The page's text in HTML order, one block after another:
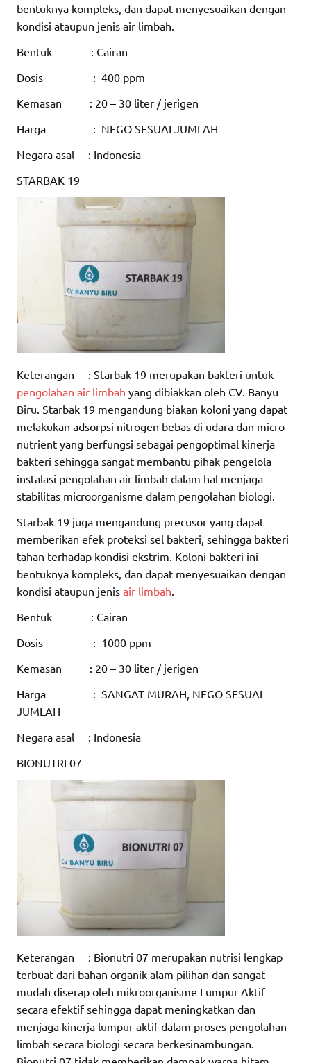
bentuknya kompleks, dan dapat menyesuaikan dengan
kondisi ataupun jenis air limbah.
Bentuk : Cairan
Dosis : 400 ppm
Kemasan : 20 – 30 liter / jerigen
Harga : NEGO SESUAI JUMLAH
Negara asal : Indonesia
STARBAK 19
Keterangan : Starbak 19 merupakan bakteri untuk
pengolahan air limbah yang dibiakkan oleh CV. Banyu
Biru. Starbak 19 mengandung biakan koloni yang dapat
melakukan adsorpsi nitrogen bebas di udara dan micro
nutrient yang berfungsi sebagai pengoptimal kinerja
bakteri sehingga sangat membantu pihak pengelola
instalasi pengolahan air limbah dalam hal menjaga
stabilitas microorganisme dalam pengolahan biologi.
Starbak 19 juga mengandung precusor yang dapat
memberikan efek proteksi sel bakteri, sehingga bakteri
tahan terhadap kondisi ekstrim. Koloni bakteri ini
bentuknya kompleks, dan dapat menyesuaikan dengan
kondisi ataupun jenis air limbah
Bentuk : Cairan
Dosis : 1000 ppm
Kemasan : 20 – 30 liter / jerigen
Harga : SANGAT MURAH, NEGO SESUAI
JUMLAH
Negara asal : Indonesia
BIONUTRI 07
Keterangan : Bionutri 07 merupakan nutrisi lengkap
terbuat dari bahan organik alam pilihan dan sangat
mudah diserap oleh mikroorganisme Lumpur Aktif
secara efektif sehingga dapat meningkatkan dan
menjaga kinerja lumpur aktif dalam proses pengolahan
limbah secara biologi secara berkesinambungan.